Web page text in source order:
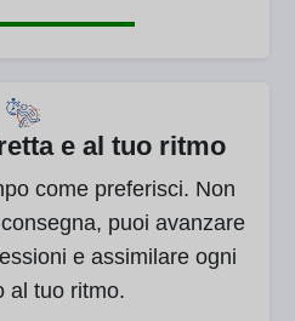
e al tuo ritmo
come preferisci. Non
puoi avanzare
e assimilare ogni
al tuo ritmo.